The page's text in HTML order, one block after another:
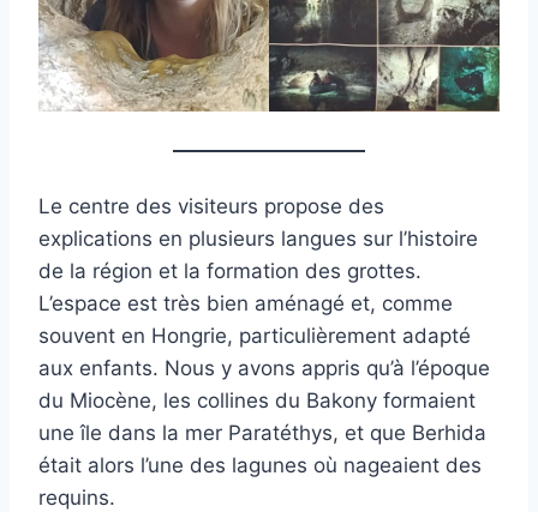
Le centre des visiteurs propose des
explications en plusieurs langues sur l’histoire
de la région et la formation des grottes.
L’espace est très bien aménagé et, comme
souvent en Hongrie, particulièrement adapté
aux enfants. Nous y avons appris qu’à l’époque
du Miocène, les collines du Bakony formaient
une île dans la mer Paratéthys, et que Berhida
était alors l’une des lagunes où nageaient des
requins.